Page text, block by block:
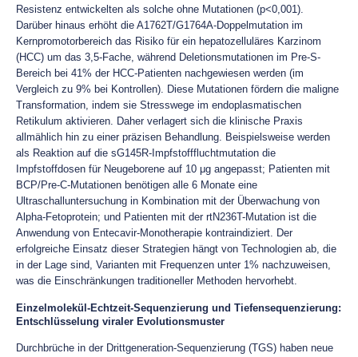
Resistenz entwickelten als solche ohne Mutationen (p<0,001).
Darüber hinaus erhöht die A1762T/G1764A-Doppelmutation im
Kernpromotorbereich das Risiko für ein hepatozelluläres Karzinom
(HCC) um das 3,5-Fache, während Deletionsmutationen im Pre-S-
Bereich bei 41% der HCC-Patienten nachgewiesen werden (im
Vergleich zu 9% bei Kontrollen). Diese Mutationen fördern die maligne
Transformation, indem sie Stresswege im endoplasmatischen
Retikulum aktivieren. Daher verlagert sich die klinische Praxis
allmählich hin zu einer präzisen Behandlung. Beispielsweise werden
als Reaktion auf die sG145R-Impfstofffluchtmutation die
Impfstoffdosen für Neugeborene auf 10 μg angepasst; Patienten mit
BCP/Pre-C-Mutationen benötigen alle 6 Monate eine
Ultraschalluntersuchung in Kombination mit der Überwachung von
Alpha-Fetoprotein; und Patienten mit der rtN236T-Mutation ist die
Anwendung von Entecavir-Monotherapie kontraindiziert. Der
erfolgreiche Einsatz dieser Strategien hängt von Technologien ab, die
in der Lage sind, Varianten mit Frequenzen unter 1% nachzuweisen,
was die Einschränkungen traditioneller Methoden hervorhebt.
Einzelmolekül-Echtzeit-Sequenzierung und Tiefensequenzierung:
Entschlüsselung viraler Evolutionsmuster
Durchbrüche in der Drittgeneration-Sequenzierung (TGS) haben neue